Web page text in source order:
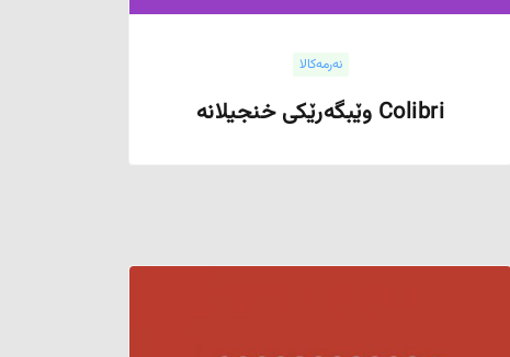
نەرمەکالا
Colibri وێبگەرێکی خنجیلانە